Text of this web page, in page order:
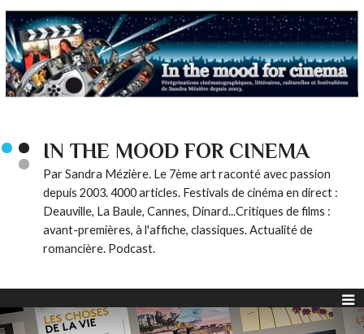
IN THE MOOD FOR CINEMA
Par Sandra Mézière. Le 7ème art raconté avec passion
depuis 2003. 4000 articles. Festivals de cinéma en direct :
Deauville, La Baule, Cannes, Dinard...Critiques de films :
avant-premières, à l'affiche, classiques. Actualité de
romancière. Podcast.